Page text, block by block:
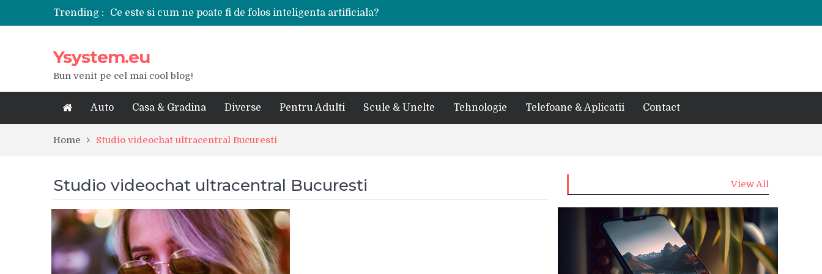
Trending :
Ce este si cum ne poate fi de folos inteligenta artificiala?
Tipuri de polizoare de care este nevoie intr-un atelier
De ce poate fi riscant consumul de bauturi alcoolice?
Ce marca auto sa aleg dintre Mercedes, Audi si BMW?
Merita sa aleg un gard din fier forjat pentru curtea casei?
Cele mai bune smartphone-uri lansate in anul 2024
Modul in care a evoluat tehnologia in ultimul secol
iPhone 16Pro Max sau Samsung Galaxy S24 Ultra?
Ysystem.eu
Bun venit pe cel mai cool blog!
Auto Casa & Gradina Diverse Pentru Adulti Scule & Unelte Tehnologie Telefoane & Aplicatii Contact
Home Studio videochat ultracentral Bucuresti
Studio videochat ultracentral Bucuresti View All